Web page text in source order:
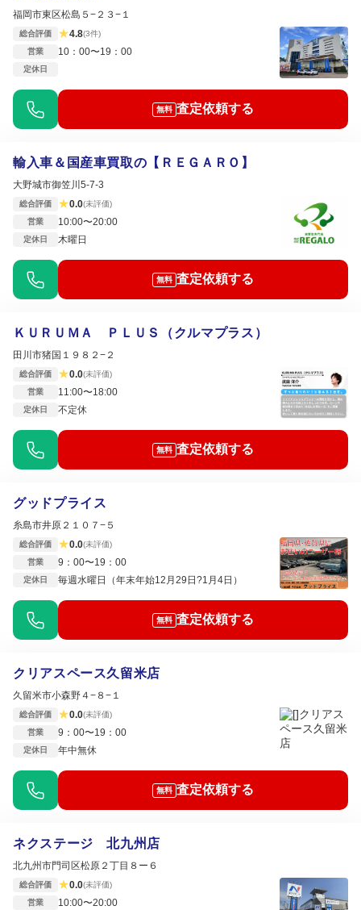
福岡市東区松島５−２３−１
総合評価 ★4.8(3件)
営業
10：00〜19：00
定休日
無料 査定依頼する
輸入車＆国産車買取の【ＲＥＧＡＲＯ】
大野城市御笠川5-7-3
総合評価 ★0.0(未評価)
営業
10:00〜20:00
定休日 木曜日
無料 査定依頼する
ＫＵＲＵＭＡ ＰＬＵＳ（クルマプラス）
田川市猪国１９８２−２
総合評価 ★0.0(未評価)
営業
11:00〜18:00
定休日 不定休
無料 査定依頼する
グッドプライス
糸島市井原２１０７−５
総合評価 ★0.0(未評価)
営業
9：00〜19：00
定休日 毎週水曜日（年末年始12月29日?1月4日）
無料 査定依頼する
クリアスペース久留米店
久留米市小森野４−８−１
総合評価 ★0.0(未評価)
営業
9：00〜19：00
定休日 年中無休
無料 査定依頼する
ネクステージ 北九州店
北九州市門司区松原２丁目８ー６
総合評価 ★0.0(未評価)
営業
10:00〜20:00